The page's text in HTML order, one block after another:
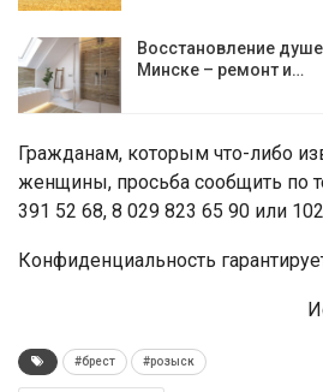
Восстановление
Минске – ремонт и…
Гражданам, которым что-либо
женщины, просьба сообщить по
391 52 68, 8 029 823 65 90 или
Конфиденциальность
#брест #розыск